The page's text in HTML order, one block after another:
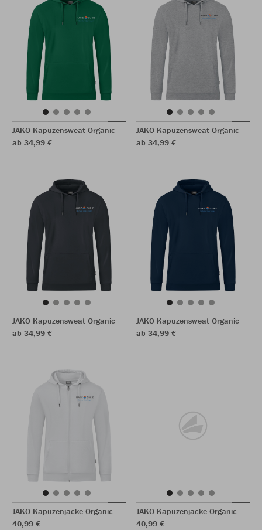
JAKO Kapuzensweat Organic
ab 34,99 €
JAKO Kapuzensweat Organic
ab 34,99 €
JAKO Kapuzensweat Organic
ab 34,99 €
JAKO Kapuzensweat Organic
ab 34,99 €
JAKO Kapuzenjacke Organic
40,99 €
JAKO Kapuzenjacke Organic
40,99 €